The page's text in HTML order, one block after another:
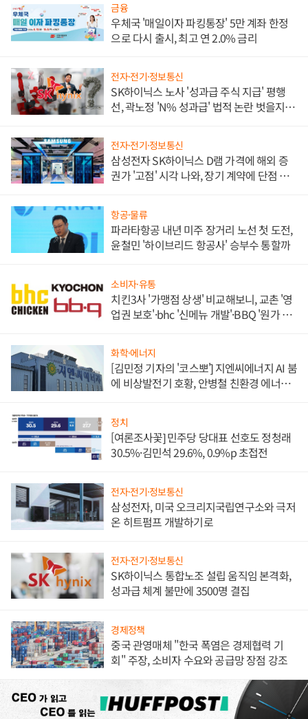
금융
우체국 '매일이자 파킹통장' 5만 계좌 한정
으로 다시 출시, 최고 연 2.0% 금리
전자·전기·정보통신
SK하이닉스 노사 '성과급 주식 지급' 평행
선, 곽노정 'N% 성과급' 법적 논란 벗을지 주
전자·전기·정보통신
삼성전자 SK하이닉스 D램 가격에 해외 증
권가 '고점' 시각 나와, 장기 계약에 단점 부
항공·물류
파라타항공 내년 미주 장거리 노선 첫 도전,
윤철민 '하이브리드 항공사' 승부수 통할까
소비자·유통
치킨3사 '가맹점 상생' 비교해보니, 교촌 '영
업권 보호'·bhc '신메뉴 개발'·BBQ '원가 부
화학·에너지
[김민정 기자의 '코스뽀'] 지엔씨에너지 AI 붐
에 비상발전기 호황, 안병철 친환경 에너지
정치
[여론조사꽃] 민주당 당대표 선호도 정청래
30.5%·김민석 29.6%, 0.9%p 초접전
전자·전기·정보통신
삼성전자, 미국 오크리지국립연구소와 극저
온 히트펌프 개발하기로
전자·전기·정보통신
SK하이닉스 통합노조 설립 움직임 본격화,
성과급 체계 불만에 3500명 결집
경제정책
중국 관영매체 "한국 폭염은 경제협력 기
회" 주장, 소비자 수요와 공급망 장점 강조